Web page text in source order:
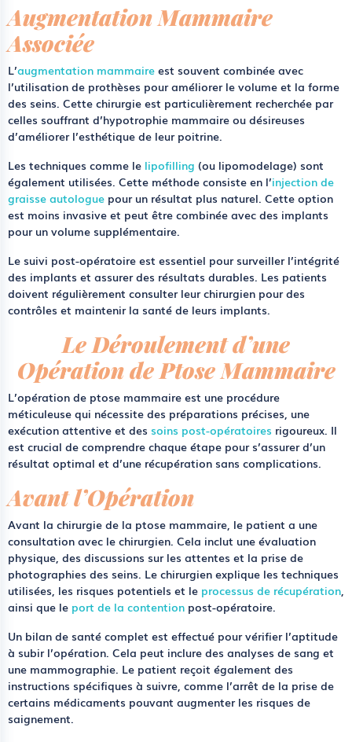
Augmentation Mammaire
Associée
L’augmentation mammaire est souvent combinée avec
l’utilisation de prothèses pour améliorer le volume et la forme
des seins. Cette chirurgie est particulièrement recherchée par
celles souffrant d’hypotrophie mammaire ou désireuses
d’améliorer l’esthétique de leur poitrine.
Les techniques comme le lipofilling (ou lipomodelage) sont
également utilisées. Cette méthode consiste en l’injection de
graisse autologue pour un résultat plus naturel. Cette option
est moins invasive et peut être combinée avec des implants
pour un volume supplémentaire.
Le suivi post-opératoire est essentiel pour surveiller l’intégrité
des implants et assurer des résultats durables. Les patients
doivent régulièrement consulter leur chirurgien pour des
contrôles et maintenir la santé de leurs implants.
Le Déroulement d’une
Opération de Ptose Mammaire
L’opération de ptose mammaire est une procédure
méticuleuse qui nécessite des préparations précises, une
exécution attentive et des soins post-opératoires rigoureux. Il
est crucial de comprendre chaque étape pour s’assurer d’un
résultat optimal et d’une récupération sans complications.
Avant l’Opération
Avant la chirurgie de la ptose mammaire, le patient a une
consultation avec le chirurgien. Cela inclut une évaluation
physique, des discussions sur les attentes et la prise de
photographies des seins. Le chirurgien explique les techniques
utilisées, les risques potentiels et le processus de récupération,
ainsi que le port de la contention post-opératoire.
Un bilan de santé complet est effectué pour vérifier l’aptitude
à subir l’opération. Cela peut inclure des analyses de sang et
une mammographie. Le patient reçoit également des
instructions spécifiques à suivre, comme l’arrêt de la prise de
certains médicaments pouvant augmenter les risques de
saignement.